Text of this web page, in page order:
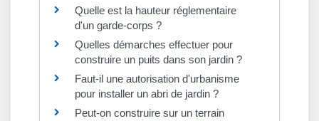
Quelle est la hauteur réglementaire
d'un garde-corps ?
Quelles démarches effectuer pour
construire un puits dans son jardin ?
Faut-il une autorisation d'urbanisme
pour installer un abri de jardin ?
Peut-on construire sur un terrain